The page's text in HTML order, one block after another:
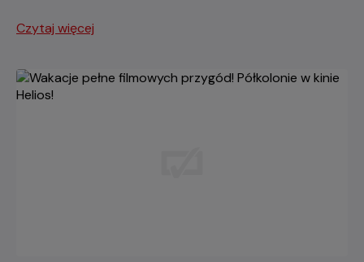
Czytaj więcej